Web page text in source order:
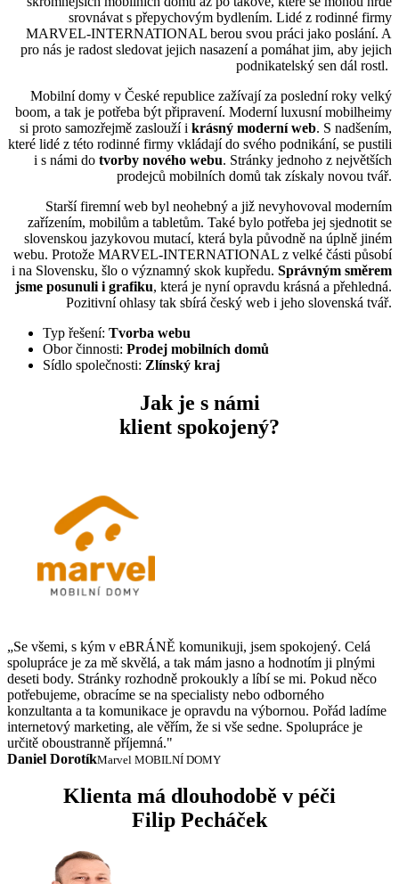
srovnávat s přepychovým bydlením. Lidé z rodinné firmy
MARVEL-INTERNATIONAL berou svou práci jako poslání. A
pro nás je radost sledovat jejich nasazení a pomáhat jim, aby jejich
podnikatelský sen dál rostl.
Mobilní domy v České republice zažívají za poslední roky velký
boom, a tak je potřeba být připravení. Moderní luxusní mobilheimy
si proto samozřejmě zaslouží i krásný moderní web. S nadšením,
které lidé z této rodinné firmy vkládají do svého podnikání, se pustili
i s námi do tvorby nového webu. Stránky jednoho z největších
prodejců mobilních domů tak získaly novou tvář.
Starší firemní web byl neohebný a již nevyhovoval moderním
zařízením, mobilům a tabletům. Také bylo potřeba jej sjednotit se
slovenskou jazykovou mutací, která byla původně na úplně jiném
webu. Protože MARVEL-INTERNATIONAL z velké části působí
i na Slovensku, šlo o významný skok kupředu. Správným směrem
jsme posunuli i grafiku, která je nyní opravdu krásná a přehledná.
Pozitivní ohlasy tak sbírá český web i jeho slovenská tvář.
Typ řešení: Tvorba webu
Obor činnosti: Prodej mobilních domů
Sídlo společnosti: Zlínský kraj
Jak je s námi
klient spokojený?
„Se všemi, s kým v eBRÁNĚ komunikuji, jsem spokojený. Celá
spolupráce je za mě skvělá, a tak mám jasno a hodnotím ji plnými
deseti body. Stránky rozhodně prokoukly a líbí se mi. Pokud něco
potřebujeme, obracíme se na specialisty nebo odborného
konzultanta a ta komunikace je opravdu na výbornou. Pořád ladíme
internetový marketing, ale věřím, že si vše sedne. Spolupráce je
určitě oboustranně příjemná."
Daniel DorotíkMarvel MOBILNÍ DOMY
Klienta má dlouhodobě v péči
Filip Pecháček